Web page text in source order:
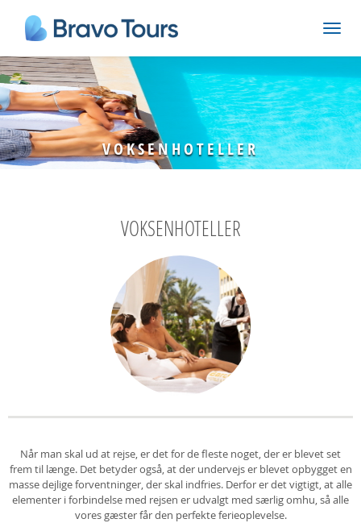
VOKSENHOTELLER
VOKSENHOTELLER
Når man skal ud at rejse, er det for de fleste noget, der er blevet set
frem til længe. Det betyder også, at der undervejs er blevet opbygget en
masse dejlige forventninger, der skal indfries. Derfor er det vigtigt, at alle
elementer i forbindelse med rejsen er udvalgt med særlig omhu, så alle
vores gæster får den perfekte ferieoplevelse.